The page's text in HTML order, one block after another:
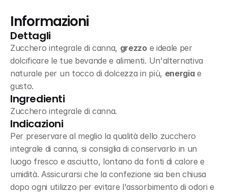
Informazioni
Dettagli
Zucchero integrale di canna, grezzo e ideale per
dolcificare le tue bevande e alimenti. Un'alternativa
naturale per un tocco di dolcezza in più, energia e
gusto.
Ingredienti
Zucchero integrale di canna.
Indicazioni
Per preservare al meglio la qualità dello zucchero
integrale di canna, si consiglia di conservarlo in un
luogo fresco e asciutto, lontano da fonti di calore e
umidità. Assicurarsi che la confezione sia ben chiusa
dopo ogni utilizzo per evitare l'assorbimento di odori e